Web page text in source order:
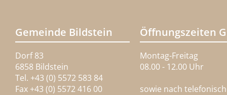
Gemeinde Bildstein
Dorf 83
6858 Bildstein
Tel. +43 (0) 5572 583 84
Fax +43 (0) 5572 416 00
Öffnungszeiten
Montag-Freitag
08.00 - 12.00 Uhr
sowie nach